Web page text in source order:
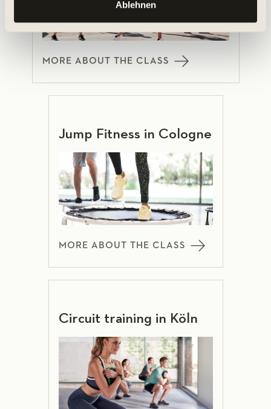
Ablehnen
MORE ABOUT THE CLASS
Jump Fitness in Cologne
MORE ABOUT THE CLASS
Circuit training in Köln